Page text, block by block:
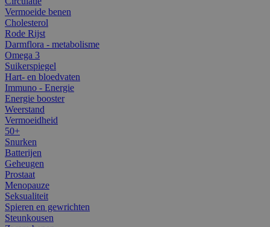
Vermoeide benen
Cholesterol
Rode Rijst
Darmflora - metabolisme
Omega 3
Suikerspiegel
Hart- en bloedvaten
Immuno - Energie
Energie booster
Weerstand
Vermoeidheid
50+
Snurken
Batterijen
Geheugen
Prostaat
Menopauze
Seksualiteit
Spieren en gewrichten
Steunkousen